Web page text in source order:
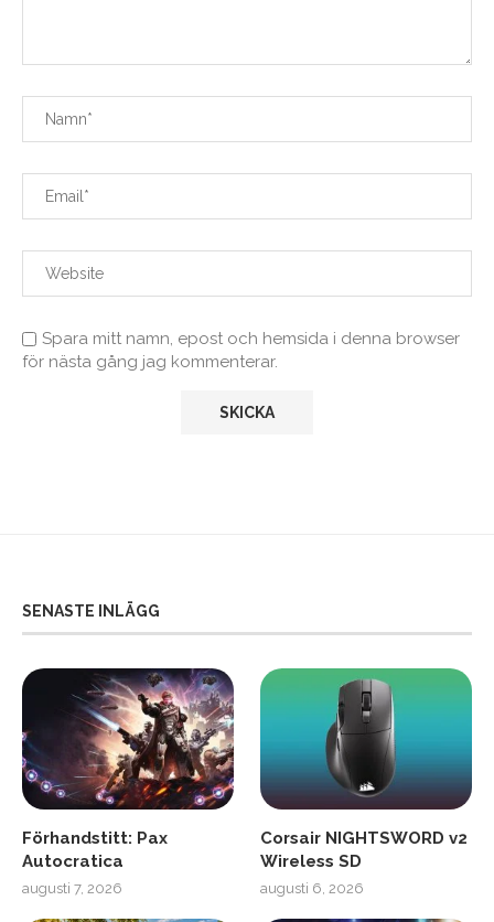
Spara mitt namn, epost och hemsida i denna browser
för nästa gång jag kommenterar.
SENASTE INLÄGG
Förhandstitt: Pax
Autocratica
augusti 7, 2026
Corsair NIGHTSWORD v2
Wireless SD
augusti 6, 2026